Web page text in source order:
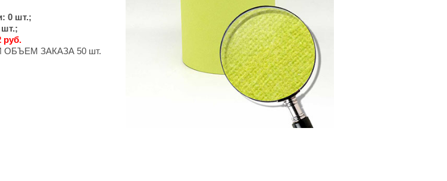
0 шт.;
шт.;
руб.
ЗАКАЗА 50 шт.